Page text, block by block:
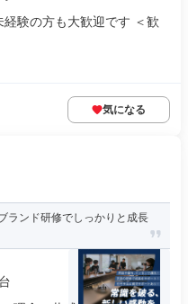
験の方も大歓迎です ＜歓
気になる
ランド研修でしっかりと成長